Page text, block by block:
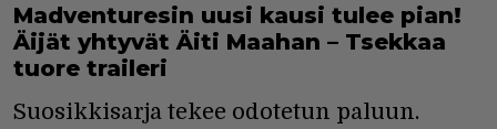
Madventuresin uusi kausi tulee pian!
Äijät yhtyvät Äiti Maahan – Tsekkaa
tuore traileri
Suosikkisarja tekee odotetun paluun.